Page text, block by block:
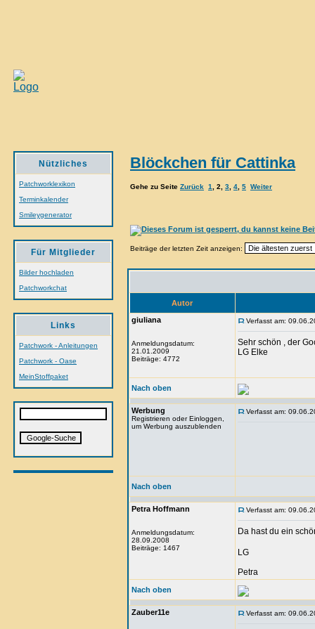
Nützliches
Patchworklexikon
Terminkalender
Smileygenerator
Für Mitglieder
Bilder hochladen
Patchworkchat
Links
Patchwork - Anleitungen
Patchwork - Oase
MeinStoffpaket
Blöckchen für Cattinka
Gehe zu Seite Zurück 1 2 3 4 5 Weiter
Beiträge der letzten Zeit anzeigen:
Autor
giuliana
Anmeldungsdatum:
21.01.2009
Beiträge: 4772
Verfasst am:
Sehr schön , der
LG Elke
Nach oben
Werbung
Registrieren oder Einloggen,
um Werbung auszublenden
Verfasst am:
Nach oben
Petra Hoffmann
Anmeldungsdatum:
28.09.2008
Beiträge: 1467
Verfasst am:
Da hast du ein
LG
Petra
Nach oben
Zauber11e Verfasst am: